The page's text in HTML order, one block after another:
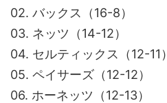
02. バックス（16-8）
03. ネッツ（14-12）
04. セルティックス（12-11）
05. ペイサーズ（12-12）
06. ホーネッツ（12-13）